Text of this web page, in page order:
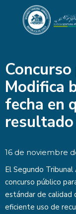
Modifica
fecha en
resultado
16 de noviembre
El Segundo
concurso público
estándar de calidad
eficiente uso de